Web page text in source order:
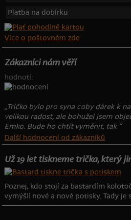
Platba na dobírku
Více o poštovném zde
Zákazníci nám věří
hodnotí:
„Tričko bylo pro syna coby dárek k
velikou radost, ale bohužel jsem
Emko. Bude ho chtít vyměnit, tak “
Další hodnocení od zákazníků
Už 19 let tiskneme trička, který
Poznej, kdo stojí za bastardím
vymýšlí nové a nové potisky. Tady je